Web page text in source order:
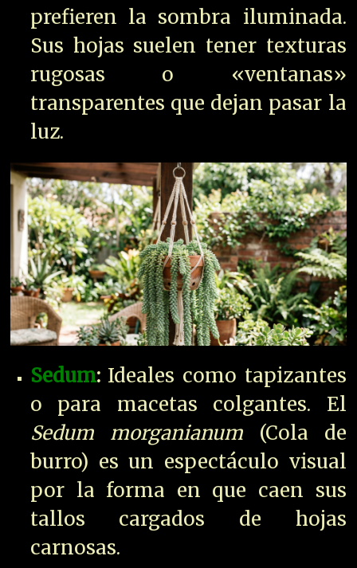
prefieren la sombra iluminada.
Sus hojas suelen tener texturas
rugosas o «ventanas»
transparentes que dejan pasar la
luz.
Sedum:Ideales como tapizantes
o para macetas colgantes. El
Sedum morganianum(Cola de
burro) es un espectáculo visual
por la forma en que caen sus
tallos cargados de hojas
carnosas.